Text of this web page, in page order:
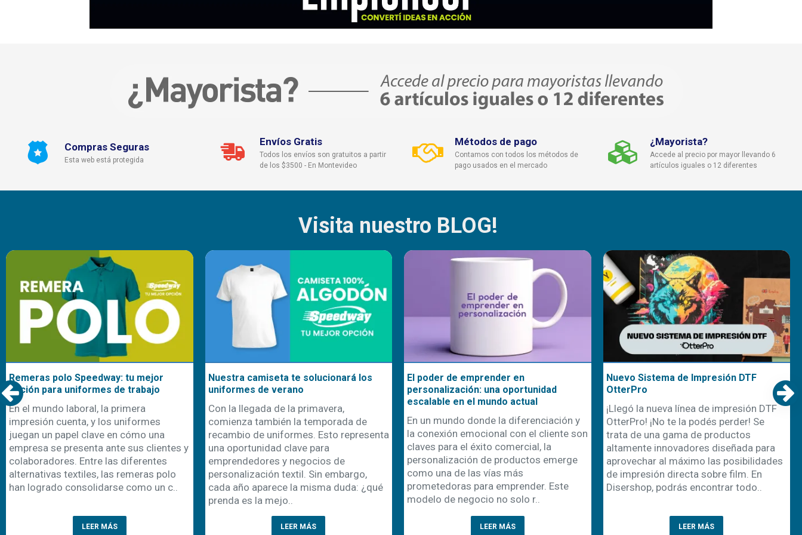
Manga 63 66
**Medidas aproximadas, expresadas en centímetros**
Compras Seguras
Esta web está protegida
Envíos Gratis
Todos los envíos son gratuitos a partir
de los $3500 - En Montevideo
Métodos de pago
Contamos con todos los métodos de
pago usados en el mercado
¿Mayorista?
Accede al precio por mayor llevando 6
artículos iguales o 12 diferentes
Visita nuestro BLOG!
Remeras polo Speedway: tu mejor
opción para uniformes de trabajo
En el mundo laboral, la primera
impresión cuenta, y los uniformes
juegan un papel clave en cómo una
empresa se presenta ante sus clientes y
colaboradores. Entre las diferentes
alternativas textiles, las remeras polo
han logrado consolidarse como un c..
LEER MÁS
Nuestra camiseta te solucionará los
uniformes de verano
Con la llegada de la primavera,
comienza también la temporada de
recambio de uniformes. Esto representa
una oportunidad clave para
emprendedores y negocios de
personalización textil. Sin embargo,
cada año aparece la misma duda: ¿qué
prenda es la mejo..
LEER MÁS
El poder de emprender en
personalización: una oportunidad
escalable en el mundo actual
En un mundo donde la diferenciación y
la conexión emocional con el cliente son
claves para el éxito comercial, la
personalización de productos emerge
como una de las vías más
prometedoras para emprender. Este
modelo de negocio no solo r..
LEER MÁS
Nuevo Sistema de Impresión DTF
OtterPro
¡Llegó la nueva línea de impresión DTF
OtterPro! ¡No te la podés perder! Se
trata de una gama de productos
altamente innovadores diseñada para
aprovechar al máximo las posibilidades
de impresión directa sobre film. En
Disershop, podrás encontrar todo..
LEER MÁS